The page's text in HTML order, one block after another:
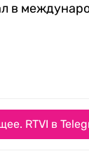
в
RTVI в